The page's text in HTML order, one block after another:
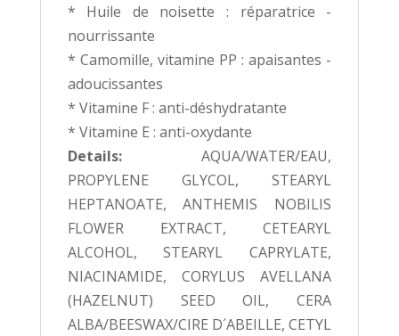
* Huile de noisette : réparatrice -
nourrissante
* Camomille, vitamine PP : apaisantes -
adoucissantes
* Vitamine F : anti-déshydratante
* Vitamine E : anti-oxydante
Details:AQUA/WATER/EAU,
PROPYLENE GLYCOL, STEARYL
HEPTANOATE, ANTHEMIS NOBILIS
FLOWER EXTRACT, CETEARYL
ALCOHOL, STEARYL CAPRYLATE,
NIACINAMIDE, CORYLUS AVELLANA
(HAZELNUT) SEED OIL, CERA
ALBA/BEESWAX/CIRE D´ABEILLE, CETYL